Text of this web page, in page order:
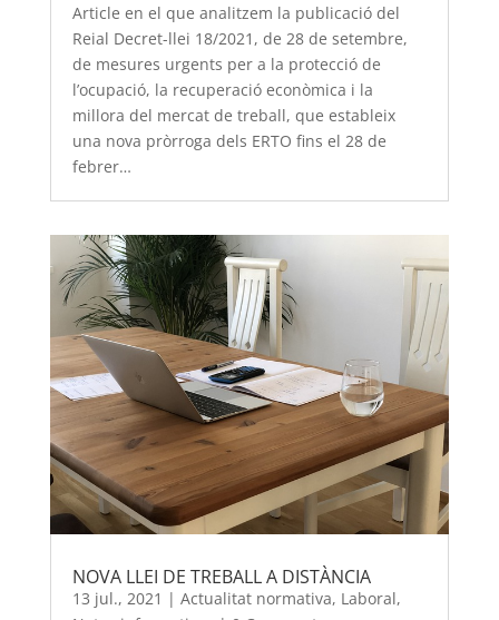
Article en el que analitzem la publicació del
Reial Decret-llei 18/2021, de 28 de setembre,
de mesures urgents per a la protecció de
l’ocupació, la recuperació econòmica i la
millora del mercat de treball, que estableix
una nova pròrroga dels ERTO fins el 28 de
febrer…
NOVA LLEI DE TREBALL A DISTÀNCIA
13 jul., 2021 | Actualitat normativa, Laboral,